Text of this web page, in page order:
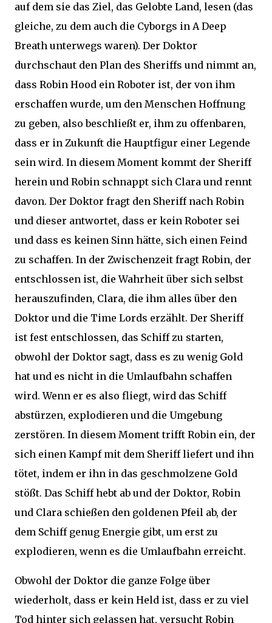
auf dem sie das Ziel, das Gelobte Land, lesen (das
gleiche, zu dem auch die Cyborgs in A Deep
Breath unterwegs waren). Der Doktor
durchschaut den Plan des Sheriffs und nimmt an,
dass Robin Hood ein Roboter ist, der von ihm
erschaffen wurde, um den Menschen Hoffnung
zu geben, also beschließt er, ihm zu offenbaren,
dass er in Zukunft die Hauptfigur einer Legende
sein wird. In diesem Moment kommt der Sheriff
herein und Robin schnappt sich Clara und rennt
davon. Der Doktor fragt den Sheriff nach Robin
und dieser antwortet, dass er kein Roboter sei
und dass es keinen Sinn hätte, sich einen Feind
zu schaffen. In der Zwischenzeit fragt Robin, der
entschlossen ist, die Wahrheit über sich selbst
herauszufinden, Clara, die ihm alles über den
Doktor und die Time Lords erzählt. Der Sheriff
ist fest entschlossen, das Schiff zu starten,
obwohl der Doktor sagt, dass es zu wenig Gold
hat und es nicht in die Umlaufbahn schaffen
wird. Wenn er es also fliegt, wird das Schiff
abstürzen, explodieren und die Umgebung
zerstören. In diesem Moment trifft Robin ein, der
sich einen Kampf mit dem Sheriff liefert und ihn
tötet, indem er ihn in das geschmolzene Gold
stößt. Das Schiff hebt ab und der Doktor, Robin
und Clara schießen den goldenen Pfeil ab, der
dem Schiff genug Energie gibt, um erst zu
explodieren, wenn es die Umlaufbahn erreicht.
Obwohl der Doktor die ganze Folge über
wiederholt, dass er kein Held ist, dass er zu viel
Tod hinter sich gelassen hat, versucht Robin